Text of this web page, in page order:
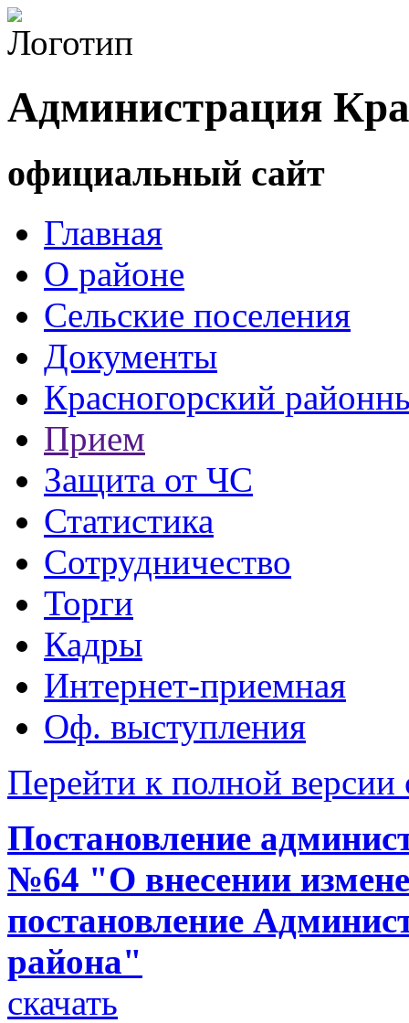
Администрация
официальный сайт
Главная
О районе
Сельские поселения
Документы
Красногорский
Прием
Защита от ЧС
Статистика
Сотрудничество
Торги
Кадры
Интернет-приемная
Оф. выступления
Перейти к полной версии
Постановление
№64 "О внесении
постановление
района"
скачать